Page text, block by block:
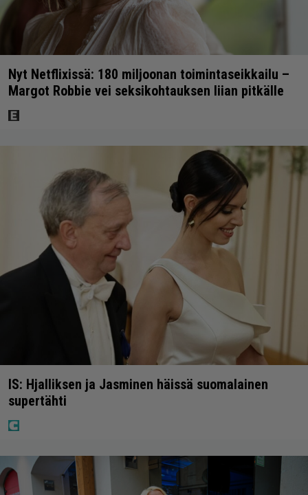
Nyt Netflixissä: 180 miljoonan toimintaseikkailu –
Margot Robbie vei seksikohtauksen liian pitkälle
IS: Hjalliksen ja Jasminen häissä suomalainen
supertähti